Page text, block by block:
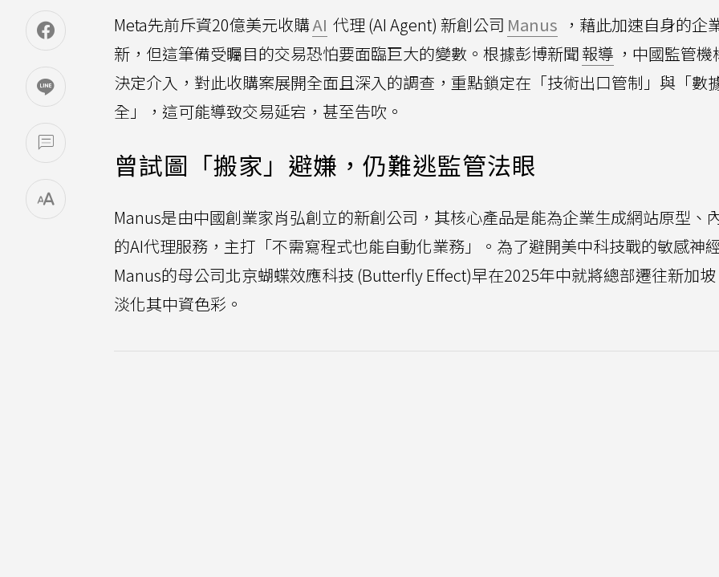
Meta先前斥資20億美元收購AI 代理 (AI Agent) 新創公司 Manus ，藉此加速自身的企
新，但這筆備受矚目的交易恐怕要面臨巨大的變數。根據彭博新聞報導 ，中國監管
決定介入，對此收購案展開全面且深入的調查，重點鎖定在「技術出口管制」與「數
全」，這可能導致交易延宕，甚至告吹。
曾試圖「搬家」避嫌，仍難逃監管法眼
Manus是由中國創業家肖弘創立的新創公司，其核心產品是能為企業生成網站原型、
的AI代理服務，主打「不需寫程式也能自動化業務」。為了避開美中科技戰的敏感神
Manus的母公司北京蝴蝶效應科技 (Butterfly Effect)早在2025年中就將總部遷往新加
淡化其中資色彩。